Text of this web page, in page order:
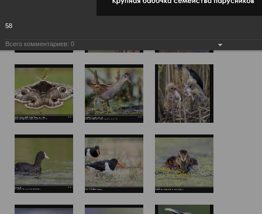
58
Всего комментариев: 0